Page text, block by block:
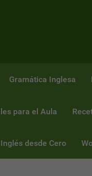
Gramática Inglesa
para el Aula
desde Cero